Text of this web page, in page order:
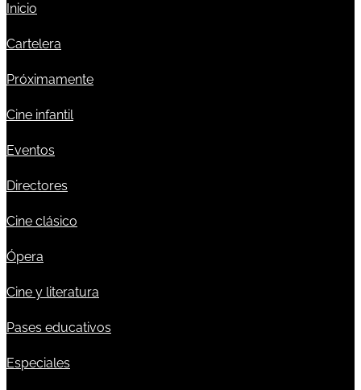
Inicio
Cartelera
Próximamente
Cine infantil
Eventos
Directores
Cine clásico
Ópera
Cine y literatura
Pases educativos
Especiales